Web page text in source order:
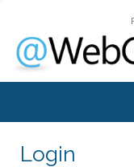
Login